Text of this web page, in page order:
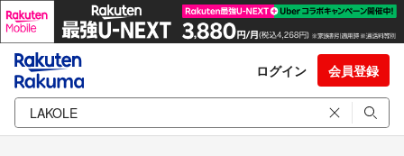
ログイン 会員登録